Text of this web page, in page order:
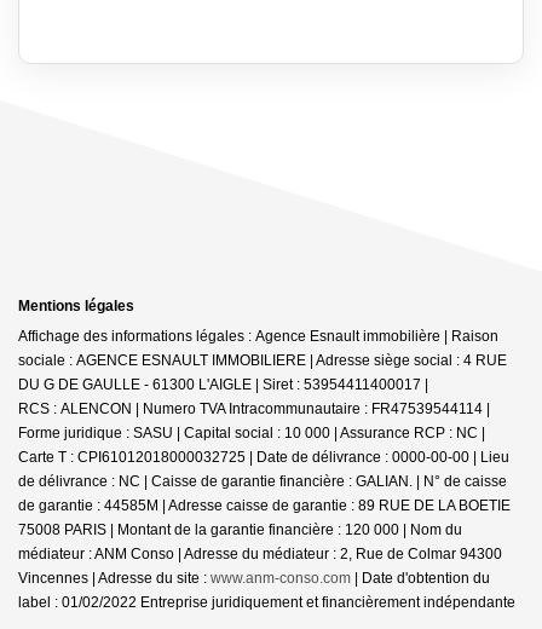
Mentions légales
Affichage des informations légales : Agence Esnault immobilière | Raison
sociale : AGENCE ESNAULT IMMOBILIERE | Adresse siège social : 4 RUE
DU G DE GAULLE - 61300 L'AIGLE | Siret : 53954411400017 |
RCS : ALENCON | Numero TVA Intracommunautaire : FR47539544114 |
Forme juridique : SASU | Capital social : 10 000 | Assurance RCP : NC |
Carte T : CPI61012018000032725 | Date de délivrance : 0000-00-00 | Lieu
de délivrance : NC | Caisse de garantie financière : GALIAN. | N° de caisse
de garantie : 44585M | Adresse caisse de garantie : 89 RUE DE LA BOETIE
75008 PARIS | Montant de la garantie financière : 120 000 | Nom du
médiateur : ANM Conso | Adresse du médiateur : 2, Rue de Colmar 94300
Vincennes | Adresse du site : www.anm-conso.com | Date d'obtention du
label : 01/02/2022 Entreprise juridiquement et financièrement indépendante